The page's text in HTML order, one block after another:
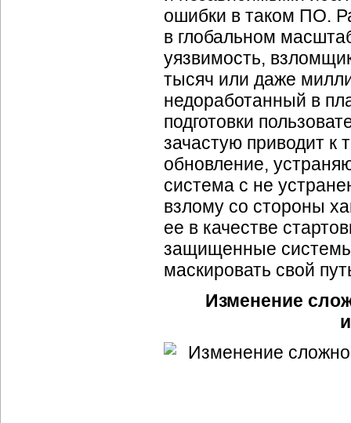
ошибки в таком ПО.
в глобальном
уязвимость,
тысяч или даже
недоработанный в
подготовки
зачастую приводит к
обновление,
система с не
взлому со стороны
ее в качестве
защищенные
маскировать свой
Изменение